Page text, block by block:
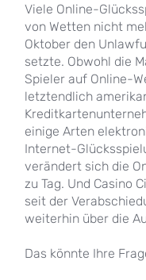
Viele Online-
von Wetten nicht
Oktober den
setzte. Obwohl die
Spieler auf Online-
letztendlich
einige Arten
Internet-
verändert sich die
zu Tag. Und Casino
seit der
weiterhin über die
Das könnte Ihre